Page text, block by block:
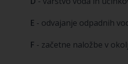
E - odvajanje odpadnih
F - začetne naložbe v